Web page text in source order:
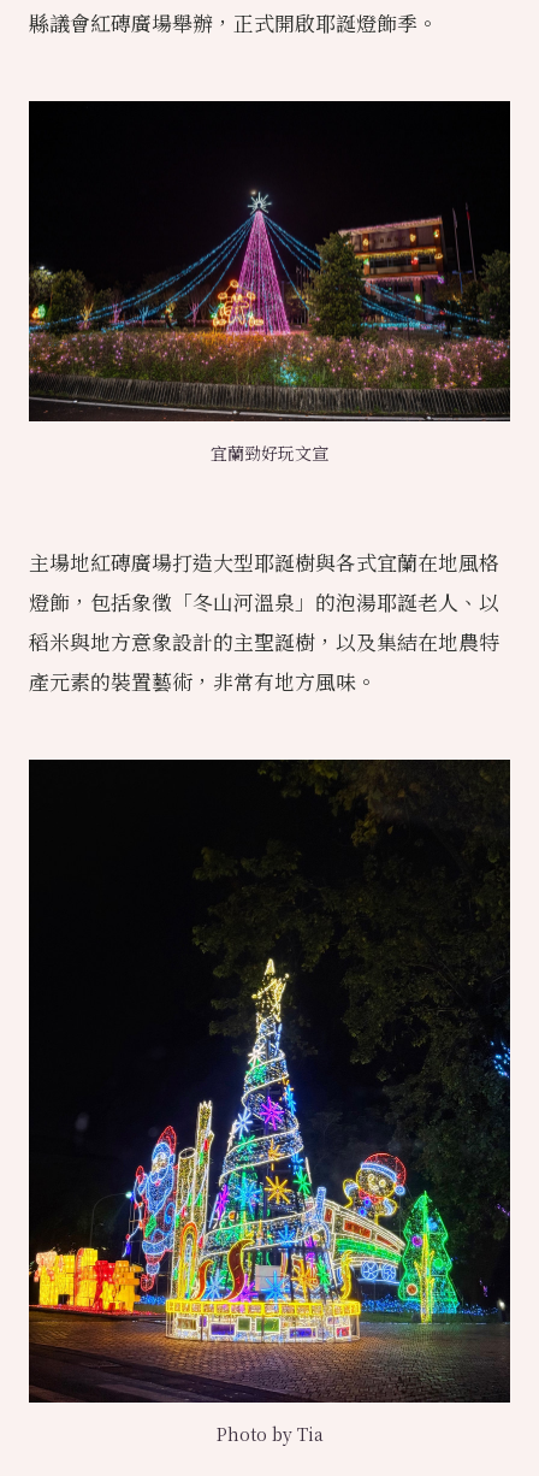
縣議會紅磚廣場舉辦，正式開啟耶誕燈飾季。
宜蘭勁好玩文宣
主場地紅磚廣場打造大型耶誕樹與各式宜蘭在地風格
燈飾，包括象徵「冬山河溫泉 」的泡湯耶誕老人、以
稻米與地方意象設計的主聖誕樹，以及集結在地農特
產元素的裝置藝術，非常有地方風味。
Photo by Tia